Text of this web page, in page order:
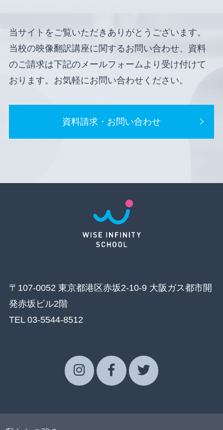
当サイトをご覧いただきありがとうございます。
当校の映像翻訳講座に関するお問い合わせ、資料
のご請求は下記のメールフォームより受け付けて
おります。お気軽にお問い合わせください。
資料請求・お問い合わせ
〒107-0052 東京都港区赤坂2-10-9 大阪ガス都市開
発赤坂ビル2階
TEL 03-5544-8512